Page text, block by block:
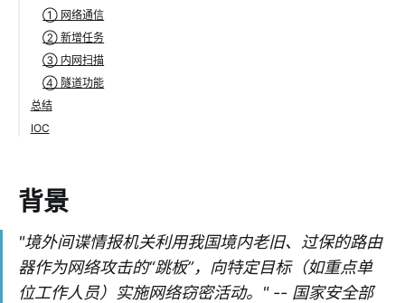
① 网络通信
② 新增任务
③ 内网扫描
④ 隧道功能
总结
IOC
背景
"境外间谍情报机关利用我国境内老旧、过保的路由
器作为网络攻击的“跳板”，向特定目标（如重点单
位工作人员）实施网络窃密活动。" -- 国家安全部